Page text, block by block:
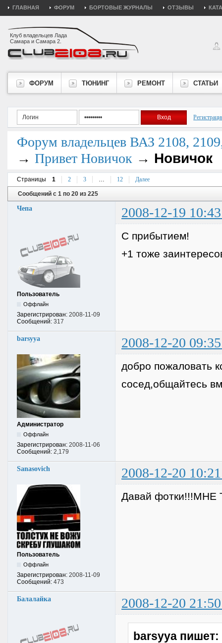
ГЛАВНАЯ ФОРУМ БОРТОВЫЕ ЖУРНАЛЫ ОТЗЫВЫ
Клуб владельцев Лада
Самара и Самара 2.
ФОРУМ ТЮНИНГ РЕМОНТ СТАТЬИ
Форум владельцев ВАЗ 2108,
→ Привет Новичок → Новичок
Страницы 1 2 3 … 12 Далее
Сообщений с 1 по 20 из 225
Чепа 2008-12-19
Пользователь
Оффлайн
Зарегистрирован: 2008-11-09
Сообщений: 317
С прибытием!
+1 тоже
barsyya 2008-12-20
Администратор
Оффлайн
Зарегистрирован: 2008-11-06
Сообщений: 2,179
добро пожаловать
сосед,общайтесь
Sanasovich 2008-12-20
Пользователь
Оффлайн
Зарегистрирован: 2008-11-09
Сообщений: 473
Давай
Балалайка 2008-12-20
barsyya пишет: